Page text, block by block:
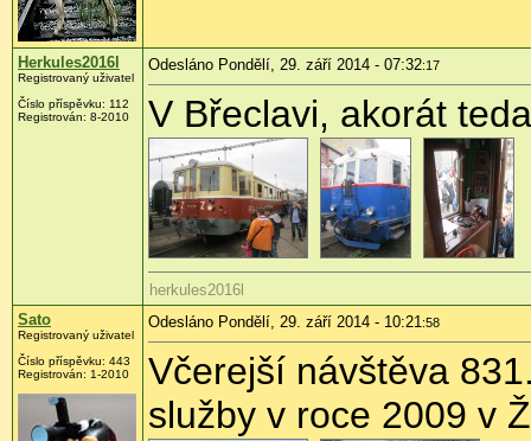
Herkules2016l
Registrovaný uživatel
Číslo příspěvku: 112
Registrován: 8-2010
Odesláno Pondělí, 29. září 2014 - 07:32:17
V Břeclavi, akorát
herkules2016l
Sato
Registrovaný uživatel
Číslo příspěvku: 443
Registrován: 1-2010
Odesláno Pondělí, 29. září 2014 - 10:21:58
Včerejší návštěva
služby v roce 2009 v